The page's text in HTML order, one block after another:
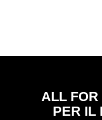
ALL FOR
PER IL